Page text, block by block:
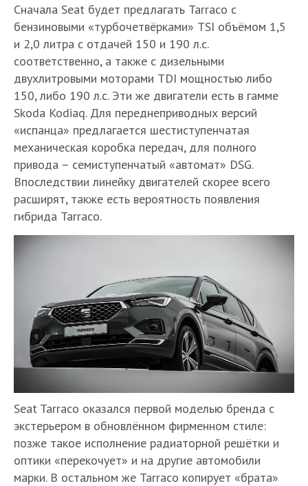
Сначала Seat будет предлагать Tarraco с
бензиновыми «турбочетвёрками» TSI объёмом 1,5
и 2,0 литра с отдачей 150 и 190 л.с.
соответственно, а также с дизельными
двухлитровыми моторами TDI мощностью либо
150, либо 190 л.с. Эти же двигатели есть в гамме
Skoda Kodiaq. Для переднеприводных версий
«испанца» предлагается шестиступенчатая
механическая коробка передач, для полного
привода – семиступенчатый «автомат» DSG.
Впоследствии линейку двигателей скорее всего
расширят, также есть вероятность появления
гибрида Tarraco.
Seat Tarraco оказался первой моделью бренда с
экстерьером в обновлённом фирменном стиле:
позже такое исполнение радиаторной решётки и
оптики «перекочует» и на другие автомобили
марки. В остальном же Tarraco копирует «брата»